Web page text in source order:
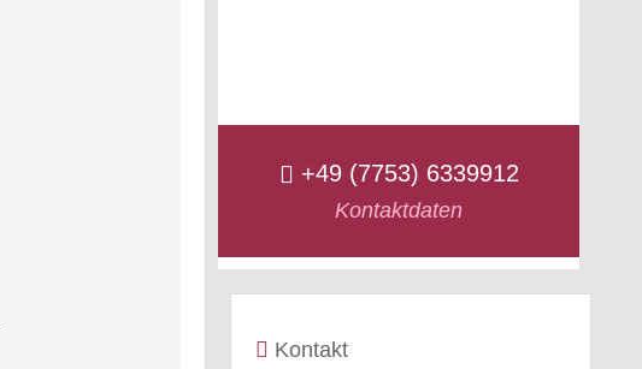
+49 (7753) 6339912
Kontaktdaten
Kontakt